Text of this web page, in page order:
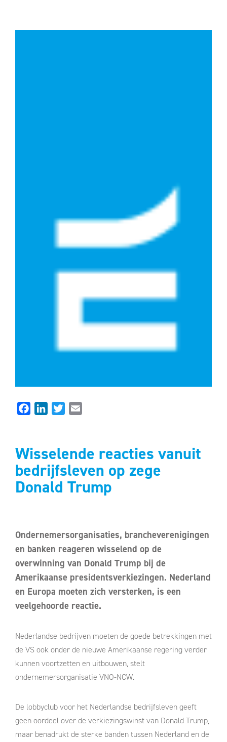
FacebookLinkedInTwitter
Wisselende reacties vanuit
bedrijfsleven op zege
Donald Trump
Ondernemersorganisaties, brancheverenigingen
en banken reageren wisselend op de
overwinning van Donald Trump bij de
Amerikaanse presidentsverkiezingen. Nederland
en Europa moeten zich versterken, is een
veelgehoorde reactie.
Nederlandse bedrijven moeten de goede betrekkingen met
de VS ook onder de nieuwe Amerikaanse regering verder
kunnen voortzetten en uitbouwen, stelt
ondernemersorganisatie VNO-NCW.
De lobbyclub voor het Nederlandse bedrijfsleven geeft
geen oordeel over de verkiezingswinst van Donald Trump,
maar benadrukt de sterke banden tussen Nederland en de